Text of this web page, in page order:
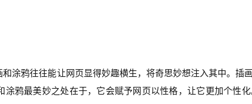
涂鸦往往能让网页显得妙趣横生，将奇思妙想注入其中。插
涂鸦最美妙之处在于，它会赋予网页以性格，让它更加个性